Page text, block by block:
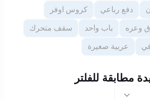
دفع رباعي
كروس اوفر
وعره باب واحد
سقف متحرك
عربية صغيرة